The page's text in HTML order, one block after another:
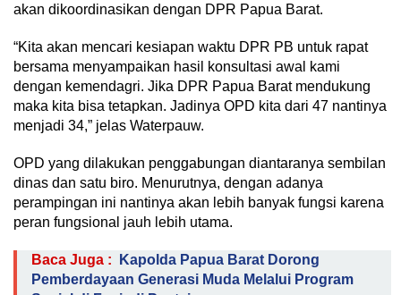
akan dikoordinasikan dengan DPR Papua Barat.
“Kita akan mencari kesiapan waktu DPR PB untuk rapat
bersama menyampaikan hasil konsultasi awal kami
dengan kemendagri. Jika DPR Papua Barat mendukung
maka kita bisa tetapkan. Jadinya OPD kita dari 47 nantinya
menjadi 34,” jelas Waterpauw.
OPD yang dilakukan penggabungan diantaranya sembilan
dinas dan satu biro. Menurutnya, dengan adanya
perampingan ini nantinya akan lebih banyak fungsi karena
peran fungsional jauh lebih utama.
Baca Juga :
Kapolda Papua Barat Dorong
Pemberdayaan Generasi Muda Melalui Program